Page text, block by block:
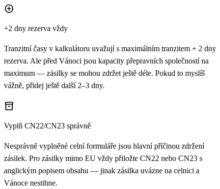
add_circle
+2 dny rezerva vždy
Tranzitní časy v kalkulátoru uvažují s maximálním tranzitem + 2 dny
rezerva. Ale před Vánoci jsou kapacity přepravních společností na
maximum — zásilky se mohou zdržet ještě déle. Pokud to myslíš
vážně, přidej ještě další 2–3 dny.
inventory_2
Vyplň CN22/CN23 správně
Nesprávně vyplněné celní formuláře jsou hlavní příčinou zdržení
zásilek. Pro zásilky mimo EU vždy přiložte CN22 nebo CN23 s
anglickým popisem obsahu — jinak zásilka uvázne na celnici a
Vánoce nestihne.